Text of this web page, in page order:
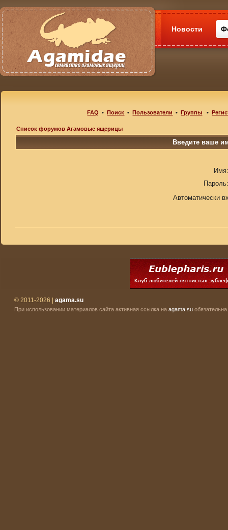
Новости
FAQ •Поиск •Пользователи •Группы •
Список форумов Агамовые ящерицы
Введите ваше
Имя:
Пароль:
Автоматически
© 2011-2026 | agama.su
При использовании материалов сайта активная ссылка на agama.su обязательна.